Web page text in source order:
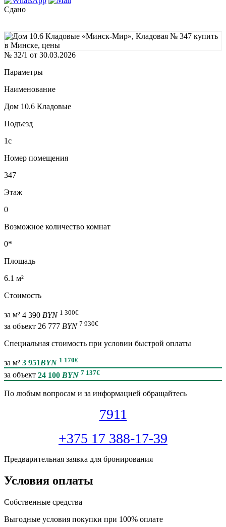
Сдано
№ 32/1 от 30.03.2026
Параметры
Наименование
Дом 10.6 Кладовые
Подъезд
1с
Номер помещения
347
Этаж
0
Возможное количество комнат
0*
Площадь
6.1 м²
Стоимость
за м² 4 390 BYN 1 300€
за объект 26 777 BYN 7 930€
Специальная cтоимость при условии быстрой оплаты
за м² 3 951BYN 1 170€
за объект 24 100 BYN 7 137€
По любым вопросам и за информацией обращайтесь
7911
+375 17 388-17-39
Предварительная заявка для бронирования
Условия оплаты
Собственные средства
Выгодные условия покупки при 100% оплате